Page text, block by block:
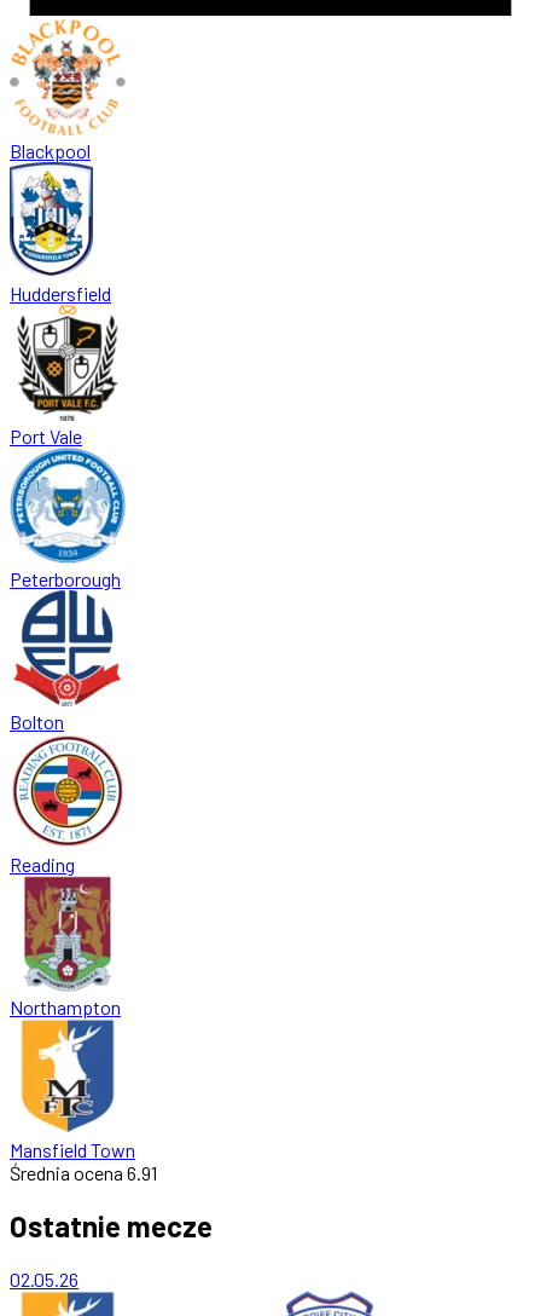
Blackpool
Huddersfield
Port Vale
Peterborough
Bolton
Reading
Northampton
Mansfield Town
Średnia ocena 6.91
Ostatnie mecze
02.05.26